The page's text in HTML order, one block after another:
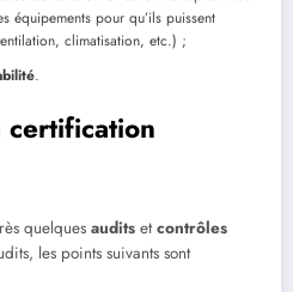
équipements pour qu’ils puissent
climatisation, etc.) ;
.
certification
quelques audits etcontrôles
les points suivants sont